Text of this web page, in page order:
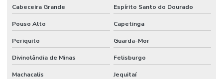
Cabeceira Grande Espírito Santo do Dourado
Pouso Alto Capetinga
Periquito Guarda-Mor
Divinolândia de Minas Felisburgo
Machacalis Jequitaí